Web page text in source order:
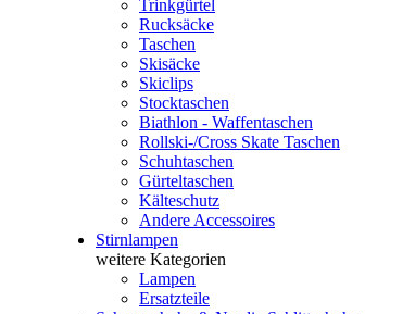
Trinkgürtel
Rucksäcke
Taschen
Skisäcke
Skiclips
Stocktaschen
Biathlon - Waffentaschen
Rollski-/Cross Skate Taschen
Schuhtaschen
Gürteltaschen
Kälteschutz
Andere Accessoires
Stirnlampen
weitere Kategorien
Lampen
Ersatzteile